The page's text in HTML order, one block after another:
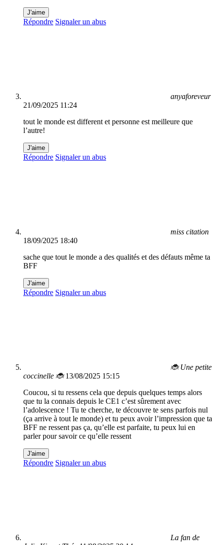
J'aime
Répondre Signaler un abus
anyaforeveur
21/09/2025 11:24
tout le monde est different et personne est meilleure que
l’autre!
J'aime
Répondre Signaler un abus
miss citation
18/09/2025 18:40
sache que tout le monde a des qualités et des défauts même ta
BFF
J'aime
Répondre Signaler un abus
🐞 Une petite
coccinelle 🐞 13/08/2025 15:15
Coucou, si tu ressens cela que depuis quelques temps alors
que tu la connais depuis le CE1 c’est sûrement avec
l’adolescence ! Tu te cherche, te découvre te sens parfois nul
(ça arrive à tout le monde) et tu peux avoir l’impression que ta
BFF ne ressent pas ça, qu’elle est parfaite, tu peux lui en
parler pour savoir ce qu’elle ressent
J'aime
Répondre Signaler un abus
La fan de